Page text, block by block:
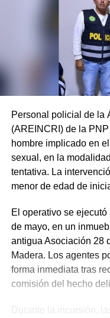
Personal policial de la
(AREINCRI) de la
hombre implicado en
sexual, en la
tentativa. La
menor de edad de
El operativo se ejecutó
de mayo, en un
antigua Asociación 28
Madera. Los agentes
forma inmediata tras
comisión del hecho